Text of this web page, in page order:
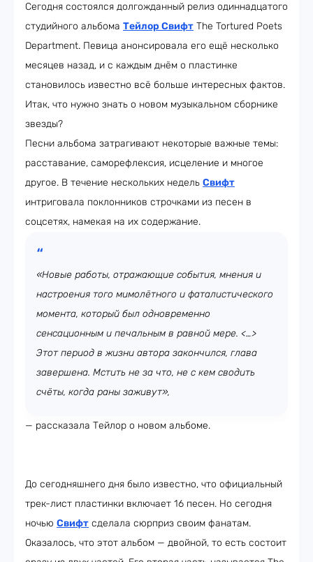
Сегодня состоялся долгожданный релиз одиннадцатого
студийного альбома Тейлор Свифт The Tortured Poets
Department. Певица анонсировала его ещё несколько
месяцев назад, и с каждым днём о пластинке
становилось известно всё больше интересных фактов.
Итак, что нужно знать о новом музыкальном сборнике
звезды?
Песни альбома затрагивают некоторые важные темы:
расставание, саморефлексия, исцеление и многое
другое. В течение нескольких недель Свифт
интриговала поклонников строчками из песен в
соцсетях, намекая на их содержание.
«Новые работы, отражающие события, мнения и
настроения того мимолётного и фаталистического
момента, который был одновременно
сенсационным и печальным в равной мере. <…>
Этот период в жизни автора закончился, глава
завершена. Мстить не за что, не с кем сводить
счёты, когда раны заживут»,
— рассказала Тейлор о новом альбоме.
До сегодняшнего дня было известно, что официальный
трек-лист пластинки включает 16 песен. Но сегодня
ночью Свифт сделала сюрприз своим фанатам.
Оказалось, что этот альбом — двойной, то есть состоит